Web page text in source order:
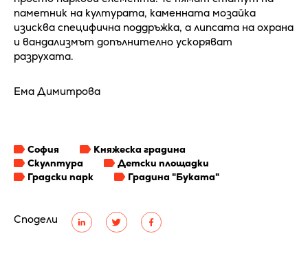
Сподели
паметник на културата, каменната мозайка
изисква специфична поддръжка, а липсата на охрана
и вандализмът допълнително ускоряват
разрухата.
Ема Димитрова
София
Княжеска градина
Скулптура
Детски площадки
Градски парк
Градина "Буката"